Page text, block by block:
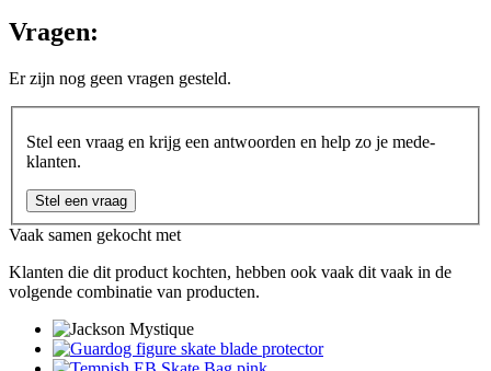
Vragen:
Er zijn nog geen vragen gesteld.
Stel een vraag en krijg een antwoorden en help zo je mede-
klanten.
Stel een vraag
Vaak samen gekocht met
Klanten die dit product kochten, hebben ook vaak dit vaak in de
volgende combinatie van producten.